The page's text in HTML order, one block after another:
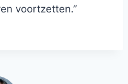
voortzetten.”